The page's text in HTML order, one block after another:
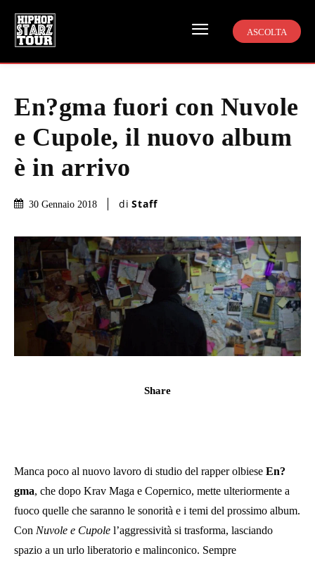
ASCOLTA
En?gma fuori con Nuvole
e Cupole, il nuovo album
è in arrivo
30 Gennaio 2018 di Staff
Share
Manca poco al nuovo lavoro di studio del rapper olbiese En?
gma, che dopo Krav Maga e Copernico, mette ulteriormente a
fuoco quelle che saranno le sonorità e i temi del prossimo album.
Con Nuvole e Cupole l’aggressività si trasforma, lasciando
spazio a un urlo liberatorio e malinconico. Sempre